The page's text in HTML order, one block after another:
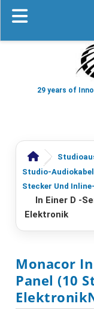
29 years of
Studio-
Stecker Und
In Einer D -
Elektronik
Monacor
Panel (10